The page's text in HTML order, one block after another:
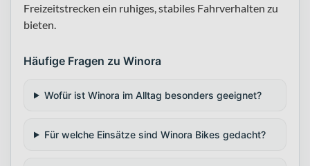
Freizeitstrecken ein ruhiges, stabiles Fahrverhalten zu
bieten.
Häufige Fragen zu Winora
Wofür ist Winora im Alltag besonders geeignet?
Für welche Einsätze sind Winora Bikes gedacht?